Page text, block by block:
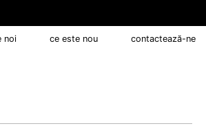
noi ce este nou contactează-ne